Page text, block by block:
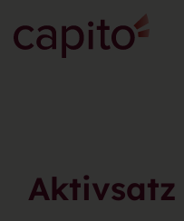
Aktivsatz